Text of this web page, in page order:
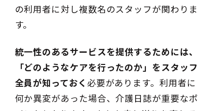
の利用者に対し複数名のスタッフが関わりま
す。
統一性のあるサービスを提供するためには、
「どのようなケアを行ったのか」をスタッフ
全員が知っておく 必要があります。利用者に
何か異変があった場合、介護日誌が重要なポ